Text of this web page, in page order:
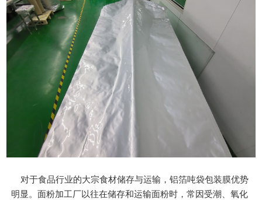
对于食品行业的大宗食材储存与运输，铝箔吨袋包装膜优势
明显。面粉加工厂以往在储存和运输面粉时，常因受潮、氧化